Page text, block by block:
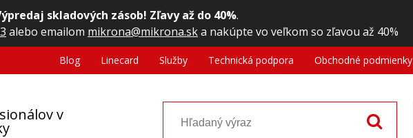
skladových zásob! Zľavy až do 40%.
alebo emailom mikrona@mikrona.ska nakúpte vo veľkom so zľavou až 40%
v
Blog Linecard Služby Technická podpora Obchodné podmienky